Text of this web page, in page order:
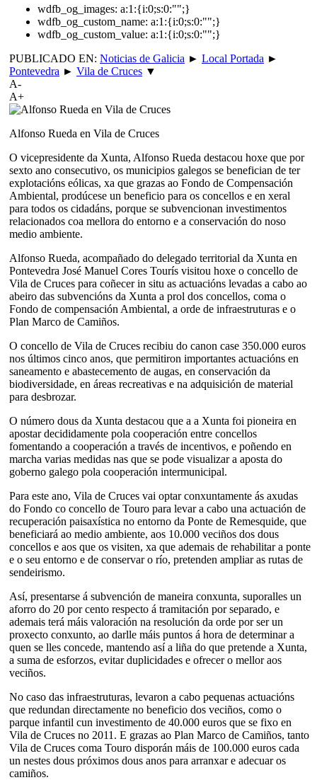
wdfb_og_images: a:1:{i:0;s:0:"";}
wdfb_og_custom_name: a:1:{i:0;s:0:"";}
wdfb_og_custom_value: a:1:{i:0;s:0:"";}
PUBLICADO EN: Noticias de Galicia ► Local Portada ►
Pontevedra ► Vila de Cruces ▼
A-
A+
Alfonso Rueda en Vila de Cruces
O vicepresidente da Xunta, Alfonso Rueda destacou hoxe que por
sexto ano consecutivo, os municipios galegos se benefician de ter
explotacións eólicas, xa que grazas ao Fondo de Compensación
Ambiental, prodúcese un beneficio para os concellos e en xeral
para todos os cidadáns, porque se subvencionan investimentos
relacionados coa mellora do entorno e a conservación do noso
medio ambiente.
Alfonso Rueda, acompañado do delegado territorial da Xunta en
Pontevedra José Manuel Cores Tourís visitou hoxe o concello de
Vila de Cruces para coñecer in situ as actuacións levadas a cabo ao
abeiro das subvencións da Xunta a prol dos concellos, coma o
Fondo de compensación Ambiental, a orde de infraestruturas e o
Plan Marco de Camiños.
O concello de Vila de Cruces recibiu do canon case 350.000 euros
nos últimos cinco anos, que permitiron importantes actuacións en
saneamento e abastecemento de augas, en conservación da
biodiversidade, en áreas recreativas e na adquisición de material
para desbrozar.
O número dous da Xunta destacou que a a Xunta foi pioneira en
apostar decididamente pola cooperación entre concellos
fomentando a cooperación a través de incentivos, e poñendo en
marcha varias medidas nas que se pode visualizar a aposta do
goberno galego pola cooperación intermunicipal.
Para este ano, Vila de Cruces vai optar conxuntamente ás axudas
do Fondo co concello de Touro para levar a cabo una actuación de
recuperación paisaxística no entorno da Ponte de Remesquide, que
beneficiará ao medio ambiente, aos 10.000 veciños dos dous
concellos e aos que os visiten, xa que ademais de rehabilitar a ponte
e o seu entorno e de conservar o río, pretenden ampliar as rutas de
sendeirismo.
Así, presentarse á subvención de maneira conxunta, suporalles un
aforro do 20 por cento respecto á tramitación por separado, e
ademais terá máis valoración na resolución da orde por ser un
proxecto conxunto, ao darlle máis puntos á hora de determinar a
quen se lles concede, mantendo así a liña do que pretende a Xunta,
a suma de esforzos, evitar duplicidades e ofrecer o mellor aos
veciños.
No caso das infraestruturas, levaron a cabo pequenas actuacións
que redundan directamente no beneficio dos veciños, como o
parque infantil cun investimento de 40.000 euros que se fixo en
Vila de Cruces no 2011. E grazas ao Plan Marco de Camiños, tanto
Vila de Cruces coma Touro disporán máis de 100.000 euros cada
un nestes dous próximos dous anos para arranxar e adecuar os
camiños.